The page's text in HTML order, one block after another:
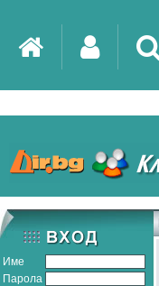
Име
Парола